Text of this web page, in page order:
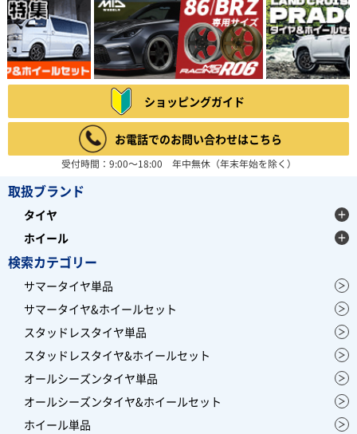
ショッピングガイド
お電話でのお問い合わせはこちら
受付時間：9:00～18:00 年中無休（年末年始を除く）
取扱ブランド
タイヤ
ホイール
検索カテゴリー
サマータイヤ単品
サマータイヤ&ホイールセット
スタッドレスタイヤ単品
スタッドレスタイヤ&ホイールセット
オールシーズンタイヤ単品
オールシーズンタイヤ&ホイールセット
ホイール単品